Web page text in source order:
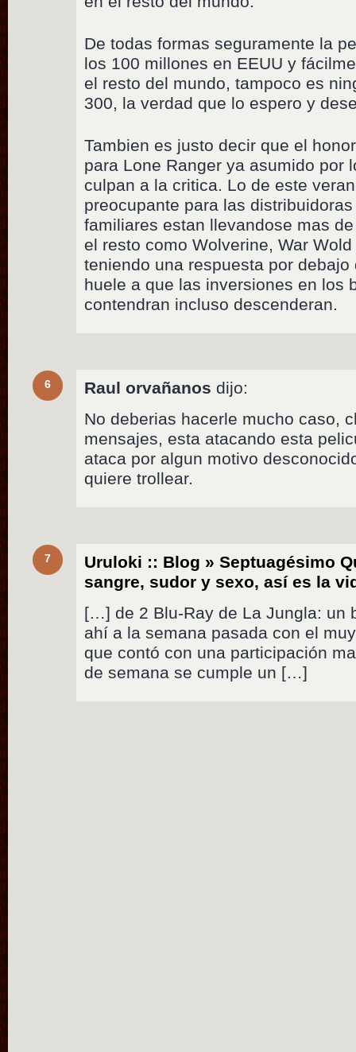
De todas formas seguramente la
los 100 millones en EEUU y
el resto del mundo, tampoco es
300, la verdad que lo espero y
Tambien es justo decir que el
para Lone Ranger ya asumido por
culpan a la critica. Lo de este
preocupante para las
familiares estan llevandose mas
el resto como Wolverine, War
teniendo una respuesta por
huele a que las inversiones en los
contendran incluso descenderan.
6 Raul orvañanos dijo:
No deberias hacerle mucho caso,
mensajes, esta atacando esta
ataca por algun motivo
quiere trollear.
7
Uruloki :: Blog » Septuagésimo
sangre, sudor y sexo, así es la
[…] de 2 Blu-Ray de La Jungla: un
ahí a la semana pasada con el
que contó con una participación
de semana se cumple un […]